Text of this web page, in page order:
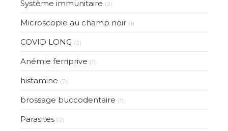
Système immunitaire (2)
Microscopie au champ noir (1)
COVID LONG (2)
Anémie ferriprive (1)
histamine (7)
brossage buccodentaire (1)
Parasites (2)